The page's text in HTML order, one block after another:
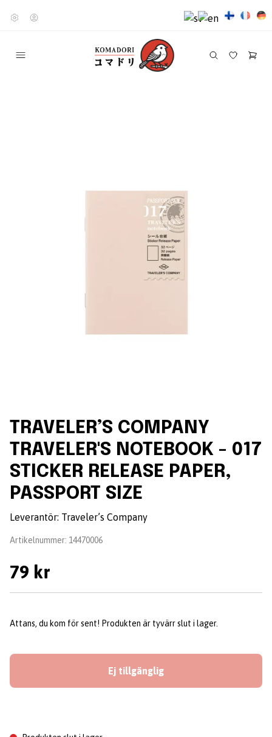
TRAVELER’S COMPANY
TRAVELER'S NOTEBOOK - 017
STICKER RELEASE PAPER,
PASSPORT SIZE
Leverantör: Traveler’s Company
Artikelnummer: 14470006
79 kr
Attans, du kom för sent! Produkten är tyvärr slut i lager.
Ej tillgänglig